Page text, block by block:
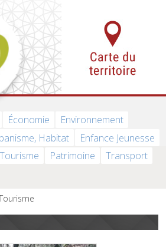
Économie
Environnement
Habitat
Enfance Jeunesse
Tourisme Patrimoine Transport